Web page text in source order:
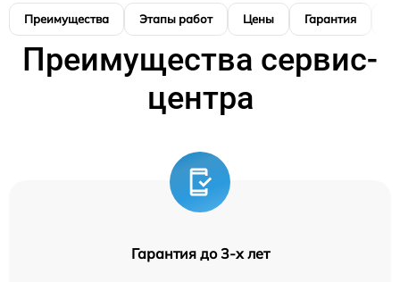
Преимущества Этапы работ Цены Гарантия
Преимущества сервис-
центра
Гарантия до 3-х лет